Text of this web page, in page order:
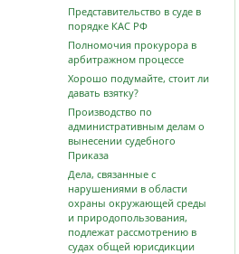
Представительство в суде в
порядке КАС РФ
Полномочия прокурора в
арбитражном процессе
Хорошо подумайте, стоит ли
давать взятку?
Производство по
административным делам о
вынесении судебного
Приказа
Дела, связанные с
нарушениями в области
охраны окружающей среды
и природопользования,
подлежат рассмотрению в
судах общей юрисдикции